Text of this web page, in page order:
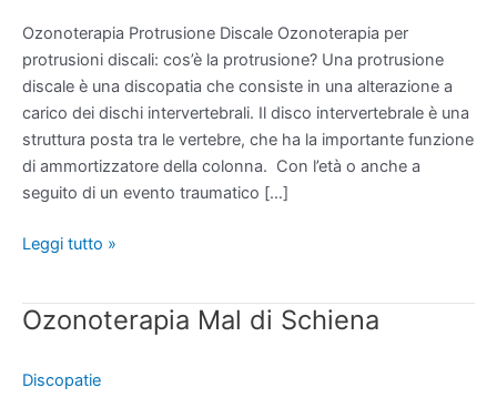
Ozonoterapia Protrusione Discale Ozonoterapia per
protrusioni discali: cos’è la protrusione? Una protrusione
discale è una discopatia che consiste in una alterazione a
carico dei dischi intervertebrali. Il disco intervertebrale è una
struttura posta tra le vertebre, che ha la importante funzione
di ammortizzatore della colonna. Con l’età o anche a
seguito di un evento traumatico […]
Leggi tutto »
Ozonoterapia Mal di Schiena
Discopatie
Ozonoterapia
di
Schiena